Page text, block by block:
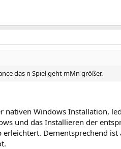
das n Spiel geht mMn größer.
Windows Installation,
und das Installieren der
Dementsprechend ist